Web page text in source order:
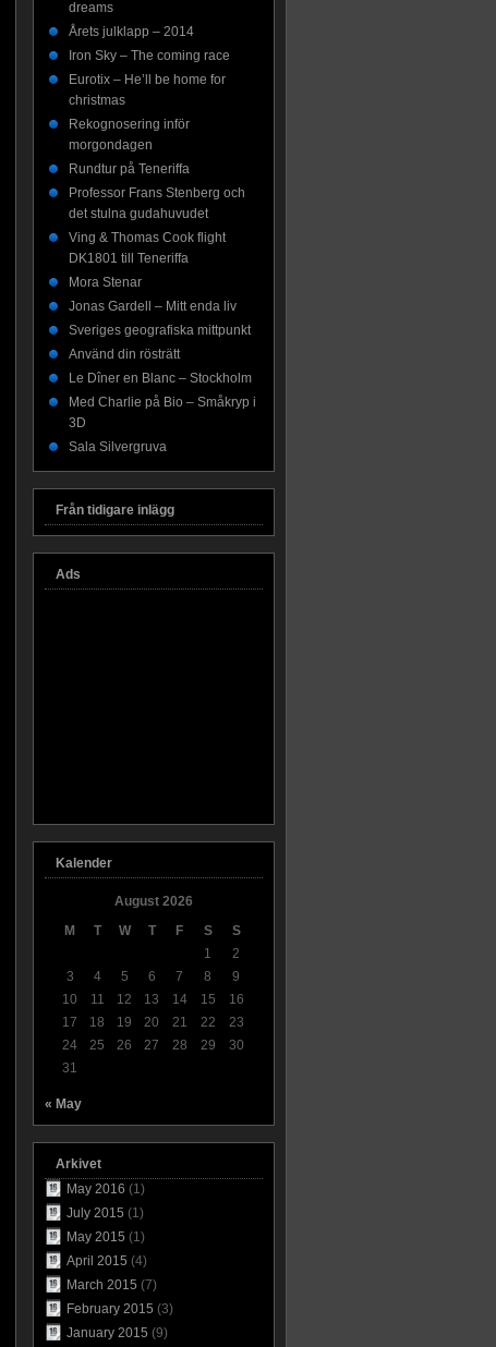
dreams
Årets julklapp – 2014
Iron Sky – The coming race
Eurotix – He’ll be home for
christmas
Rekognosering inför
morgondagen
Rundtur på Teneriffa
Professor Frans Stenberg och
det stulna gudahuvudet
Ving & Thomas Cook flight
DK1801 till Teneriffa
Mora Stenar
Jonas Gardell – Mitt enda liv
Sveriges geografiska mittpunkt
Använd din rösträtt
Le Dîner en Blanc – Stockholm
Med Charlie på Bio – Småkryp i
3D
Sala Silvergruva
Från tidigare inlägg
Ads
Kalender
August 2026
M
T W T F S
S
1
2
3
4 5 6 7 8
9
10
11 12 13 14 15
16
17
18 19 20 21 22
23
24
25 26 27 28 29
30
31
« May
Arkivet
May 2016 (1)
July 2015 (1)
May 2015 (1)
April 2015 (4)
March 2015 (7)
February 2015 (3)
January 2015 (9)